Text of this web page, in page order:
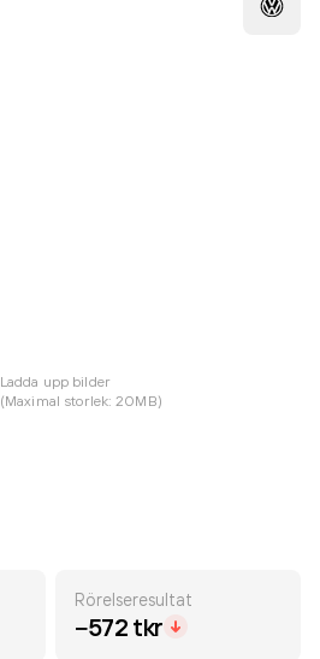
Ladda upp bilder
(Maximal storlek: 20MB)
Rörelseresultat
−572 tkr